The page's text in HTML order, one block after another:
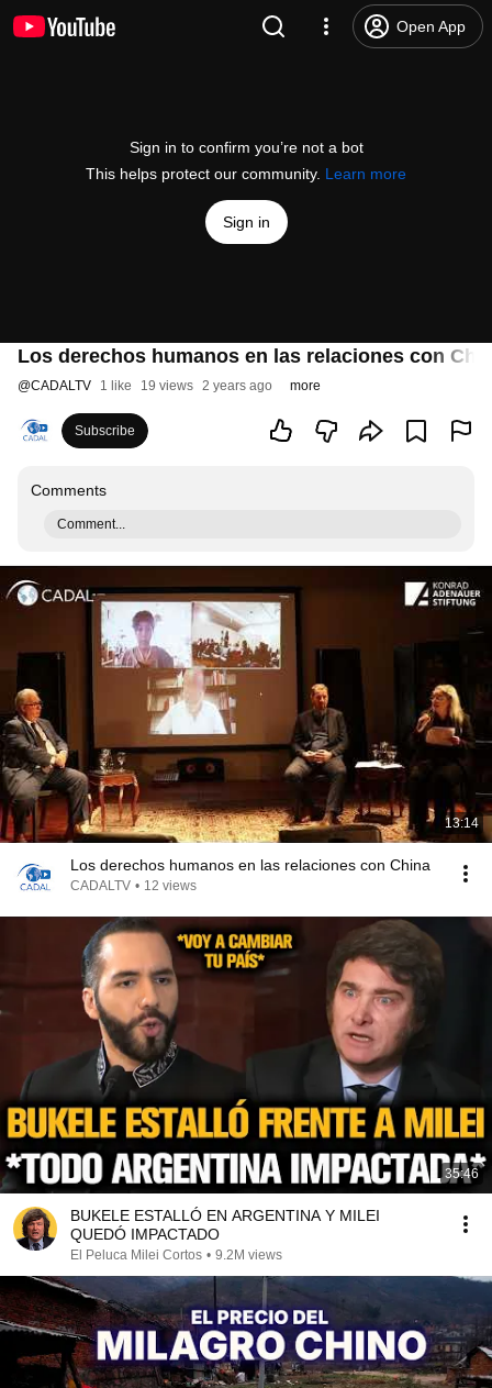
Open App
Sign in to confirm you’re not a bot
This helps protect our community. Learn more
Sign in
Los derechos humanos en las relaciones con
@CADALTV 1 like 19 views 2 years ago more
Subscribe
Comments
Comment...
13:14
Los derechos humanos en las relaciones con China
CADALTV • 12 views
35:46
BUKELE ESTALLÓ EN ARGENTINA Y MILEI
QUEDÓ IMPACTADO
El Peluca Milei Cortos • 9.2M views